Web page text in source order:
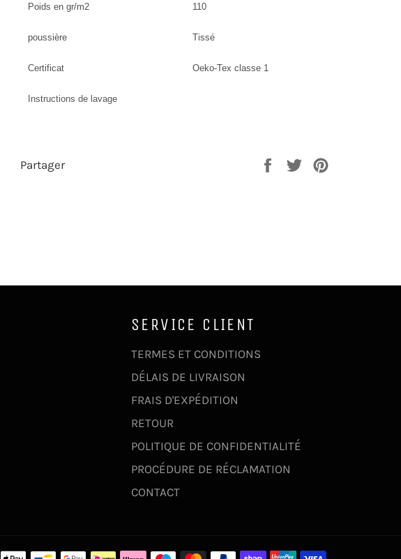
Poids en gr/m2 110
poussière Tissé
Certificat Oeko-Tex classe 1
Instructions de lavage
Partager
PartagerTweeter
SERVICE CLIENT
TERMES ET CONDITIONS
DÉLAIS DE LIVRAISON
FRAIS D'EXPÉDITION
RETOUR
POLITIQUE DE CONFIDENTIALITÉ
PROCÉDURE DE RÉCLAMATION
CONTACT